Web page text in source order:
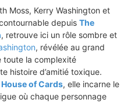
Moss, Kerry Washington et
depuis The
, retrouve ici un rôle sombre et
, révélée au grand
toute la complexité
histoire d’amitié toxique.
House of Cards, elle incarne le
où chaque personnage